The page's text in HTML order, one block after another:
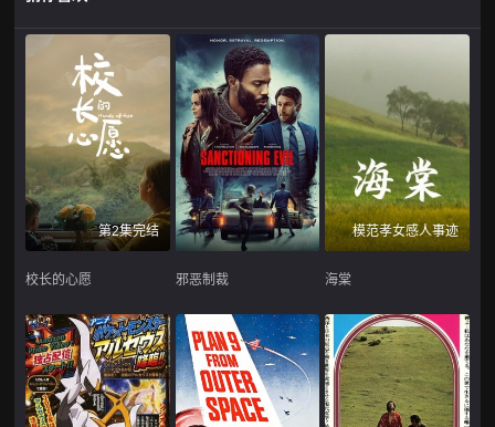
第2集完结
校长的心愿 邪恶制裁
模范孝女感人事迹
海棠